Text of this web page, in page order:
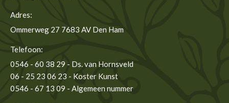
Adres:
Ommerweg 27 7683 AV Den Ham
Telefoon:
0546 - 60 38 29 - Ds. van Hornsveld
06 - 25 23 06 23 - Koster Kunst
0546 - 67 13 09 - Algemeen nummer